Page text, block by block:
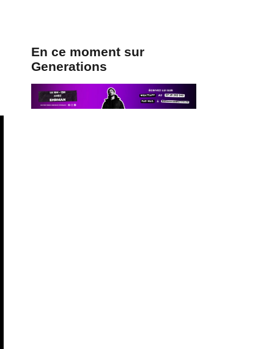
En ce moment sur
Generations